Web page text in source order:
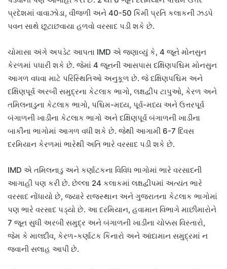
પ્રદેશમાં વાવાઝોડા, વીજળી અને 40-50 કિમી પ્રતિ કલાકની ઝડપે
પવન સાથે છૂટાછવાયા હળવો વરસાદ પડી શકે છે.
ચોમાસા અંગે અપડેટ આપતા IMD એ જણાવ્યું કે, 4 જૂને મોનસુન
કેરળમાં પધારી શકે છે. જેમાં 4 જૂનની આસપાસ દક્ષિણપશ્ચિમ મોનસુન
આગળ વધવા માટે પરિસ્થિતિઓ અનુકૂળ છે. જે દક્ષિણપશ્ચિમ અને
દક્ષિણપૂર્વ અરબી સમુદ્રના કેટલાક ભાગો, લક્ષદ્વીપ ટાપુઓ, કેરળ અને
તમિલનાડુના કેટલાક ભાગો, પશ્ચિમ-મધ્ય, પૂર્વ-મધ્ય અને ઉત્તરપૂર્વ
બંગાળની ખાડીના કેટલાક ભાગો અને દક્ષિણપૂર્વ બંગાળની ખાડીના
બાકીના ભાગોમાં આગળ વધી શકે છે. જેથી આગામી 6-7 દિવસ
દરમિયાન કેરળમાં ભારેથી અતિ ભારે વરસાદ પડી શકે છે.
IMD એ તમિલનાડુ અને કર્ણાટકના વિવિધ ભાગોમાં ભારે વરસાદની
આગાહી પણ કરી છે. છેલ્લા 24 કલાકમાં લક્ષદ્વીપમાં અત્યંત ભારે
વરસાદ નોંધાયો છે, જ્યારે રાજસ્થાન અને ગુજરાતના કેટલાક ભાગોમાં
પણ ભારે વરસાદ પડ્યો છે. આ દરમિયાન, હવામાન વિભાગે માછીમારોને
7 જૂન સુધી અરબી સમુદ્ર અને બંગાળની ખાડીના ચોક્કસ વિસ્તારો,
જેમ કે માલદીવ, કેરળ-કર્ણાટક કિનારો અને આંદામાન સમુદ્રમાં ન
જવાની સલાહ આપી છે.